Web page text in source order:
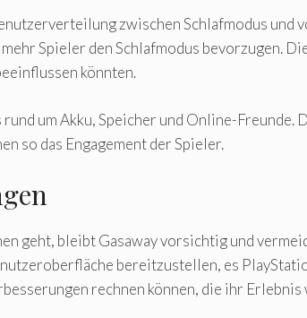
zwischen Schlafmodus
Spieler den Schlafmodus bevorzugen.
könnten.
um Akku, Speicher und Online-
so das Engagement der Spieler.
geht, bleibt Gasaway vorsichtig und
bereitzustellen, es
rechnen können, die ihr